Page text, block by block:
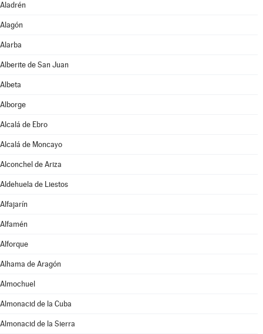
Aladrén
Alagón
Alarba
Alberite de San Juan
Albeta
Alborge
Alcalá de Ebro
Alcalá de Moncayo
Alconchel de Ariza
Aldehuela de Liestos
Alfajarín
Alfamén
Alforque
Alhama de Aragón
Almochuel
Almonacid de la Cuba
Almonacid de la Sierra